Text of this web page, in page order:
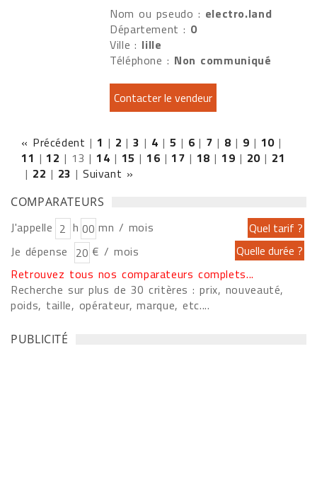
Nom ou pseudo : electro.land
Département : 0
Ville : lille
Téléphone : Non communiqué
« Précédent | 1 | 2 |3 | 4 | 5 | 6 | 7 | 8 | 9 | 10|
11 |12 | 13 |14 | 15 |16 |17 | 18 |19 | 20| 21
| 22 | 23 | Suivant »
COMPARATEURS
J'appelle h
mn / mois
Je dépense
€ / mois
Retrouvez tous nos comparateurs complets...
Recherche sur plus de 30 critères : prix, nouveauté,
poids, taille, opérateur, marque, etc....
PUBLICITÉ